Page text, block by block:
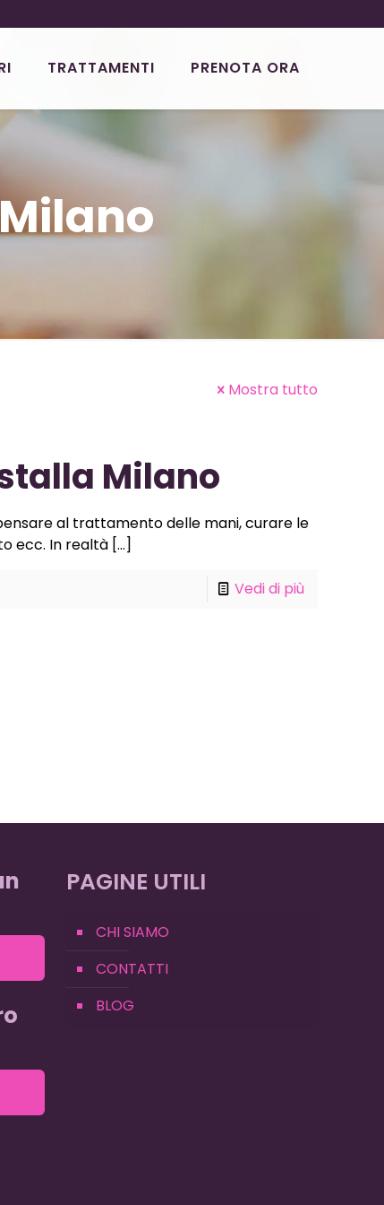
TRATTAMENTI PRENOTA ORA
Mostra tutto
Milano
al trattamento delle mani, curare le
ecc. In realtà[…]
Vedi di più
PAGINE UTILI
CHI SIAMO
CONTATTI
BLOG